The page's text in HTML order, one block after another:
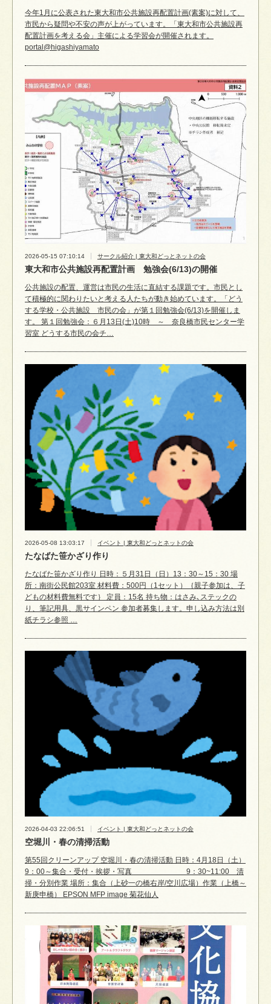
今年1月に公表された東大和市公共施設再配置計画(素案)に対して、
市民から疑問や不安の声が上がっています。「東大和市公共施設再
配置計画を考える会」主催による学習会が開催されます。
portal@higashiyamato
2026-05-15 07:10:14 サークル紹介 | 東大和どっとネットの会
東大和市公共施設再配置計画 勉強会(6/13)の開催
公共施設の配置、運営は市民の生活に直結する課題です。市民とし
て積極的に関わりたいと考える人たちが動き始めています。「どう
する学校・公共施設 市民の会」が第１回勉強会(6/13)を開催しま
す。 第１回勉強会：６月13日(土)10時 ～ 奈良橋市民センター学
習室 どうする市民の会チ…
2026-05-08 13:03:17 イベント | 東大和どっとネットの会
たなばた笹かざり作り
たなばた笹かざり作り 日時：５月31日（日）13：30～15：30 場
所：南街公民館203室 材料費：500円（1セット）｛親子参加は、子
どもの材料費無料です｝ 定員：15名 持ち物：はさみ､ステックの
り、筆記用具、黒サインペン 参加者募集します。申し込み方法は別
紙チラシ参照 …
2026-04-03 22:06:51 イベント | 東大和どっとネットの会
空堀川・春の清掃活動
第55回クリーンアップ 空堀川・春の清掃活動 日時：4月18日（土）
9：00～集合・受付・挨拶・写真 9：30~11:00 清
掃・分別作業 場所：集合（上砂一の橋右岸/空川広場）作業（上橋～
新庚申橋） EPSON MFP image 菊花仙人